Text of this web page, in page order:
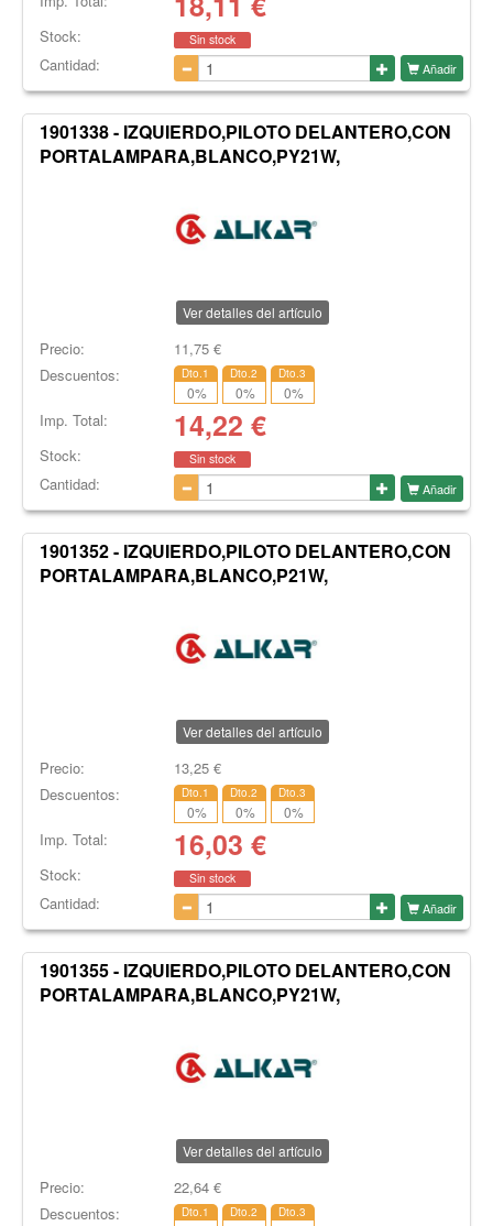
Stock: Sin stock
Cantidad: Añadir
1901338 - IZQUIERDO,PILOTO DELANTERO,CON
PORTALAMPARA,BLANCO,PY21W,
Ver detalles del artículo
Precio: 11,75€
Descuentos:
Dto.1
0%
Dto.2
0%
Dto.3
0%
Imp. Total: 14,22 €
Stock: Sin stock
Cantidad: Añadir
1901352 - IZQUIERDO,PILOTO DELANTERO,CON
PORTALAMPARA,BLANCO,P21W,
Ver detalles del artículo
Precio: 13,25€
Descuentos:
Dto.1
0%
Dto.2
0%
Dto.3
0%
Imp. Total: 16,03 €
Stock: Sin stock
Cantidad: Añadir
1901355 - IZQUIERDO,PILOTO DELANTERO,CON
PORTALAMPARA,BLANCO,PY21W,
Ver detalles del artículo
Precio: 22,64€
Descuentos:
Dto.1 Dto.2 Dto.3